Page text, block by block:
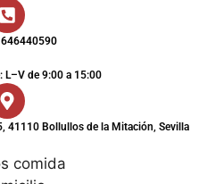
L–V de 9:00 a 15:00
41110 Bollullos de la Mitación, Sevilla